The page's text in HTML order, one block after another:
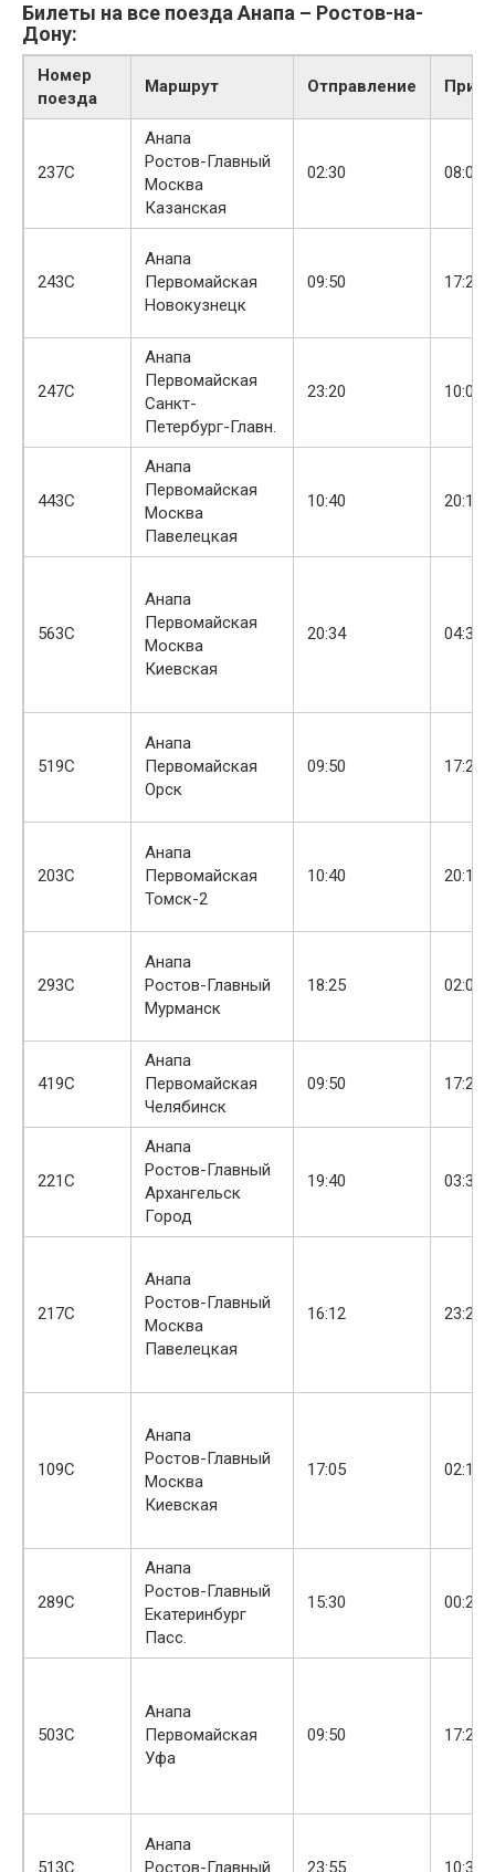
Билеты на все поезда Анапа – Ростов-на-
Дону:
Номер
поезда
Маршрут Отправление
237С
Анапа
Ростов-Главный
Москва
Казанская
02:30 08:08
243С
Анапа
Первомайская
Новокузнецк
09:50 17:22
247С
Анапа
Первомайская
Санкт-
Петербург-Главн.
23:20 10:01
443С
Анапа
Первомайская
Москва
Павелецкая
10:40 20:17
563С
Анапа
Первомайская
Москва
Киевская
20:34 04:34
519С
Анапа
Первомайская
Орск
09:50 17:22
203С
Анапа
Первомайская
Томск-2
10:40 20:12
293С
Анапа
Ростов-Главный
Мурманск
18:25 02:02
419С
Анапа
Первомайская
Челябинск
09:50 17:22
221С
Анапа
Ростов-Главный
Архангельск
Город
19:40 03:33
217С
Анапа
Ростов-Главный
Москва
Павелецкая
16:12 23:28
109С
Анапа
Ростов-Главный
Москва
Киевская
17:05 02:11
289С
Анапа
Ростов-Главный
Екатеринбург
Пасс.
15:30 00:20
503С
Анапа
Первомайская
Уфа
09:50 17:22
513С
Анапа
Ростов-Главный
23:55 10:38